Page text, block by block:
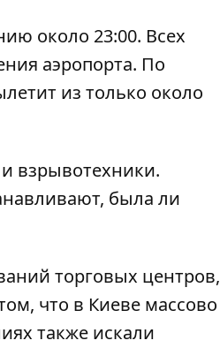
около 23:00. Всех
аэропорта. По
из только около
взрывотехники.
была ли
торговых центров,
что в Киеве массово
также искали